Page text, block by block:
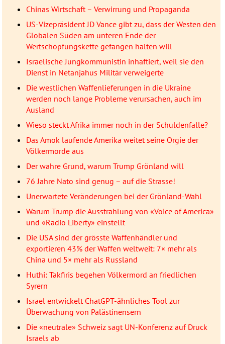
Chinas Wirtschaft – Verwirrung und Propaganda
US-Vizepräsident JD Vance gibt zu, dass der Westen den
Globalen Süden am unteren Ende der
Wertschöpfungskette gefangen halten will
Israelische Jungkommunistin inhaftiert, weil sie den
Dienst in Netanjahus Militär verweigerte
Die westlichen Waffenlieferungen in die Ukraine
werden noch lange Probleme verursachen, auch im
Ausland
Wieso steckt Afrika immer noch in der Schuldenfalle?
Das Amok laufende Amerika weitet seine Orgie der
Völkermorde aus
Der wahre Grund, warum Trump Grönland will
76 Jahre Nato sind genug – auf die Strasse!
Unerwartete Veränderungen bei der Grönland-Wahl
Warum Trump die Ausstrahlung von «Voice of America»
und «Radio Liberty» einstellt
Die USA sind der grösste Waffenhändler und
exportieren 43% der Waffen weltweit: 7× mehr als
China und 5× mehr als Russland
Huthi: Takfiris begehen Völkermord an friedlichen
Syrern
Israel entwickelt ChatGPT-ähnliches Tool zur
Überwachung von Palästinensern
Die «neutrale» Schweiz sagt UN-Konferenz auf Druck
Israels ab